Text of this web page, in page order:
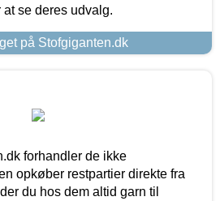
se deres udvalg.
på Stofgiganten.dk
forhandler de ikke
opkøber restpartier direkte fra
du hos dem altid garn til